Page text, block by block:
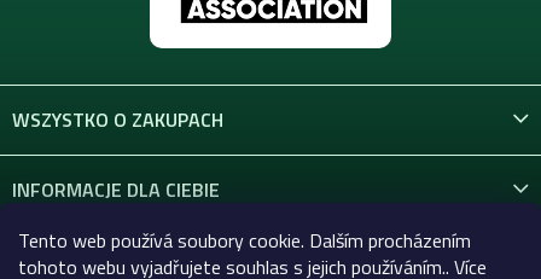
Tento web používá soubory cookie. Dalším procházením
tohoto webu vyjadřujete souhlas s jejich používáním.. Více
WSZYSTKO O ZAKUPACH
INFORMACJE DLA CIEBIE
KONTAKT